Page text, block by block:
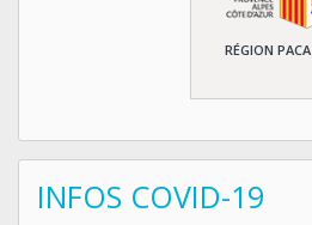
RÉGION PACA
INFOS COVID-19